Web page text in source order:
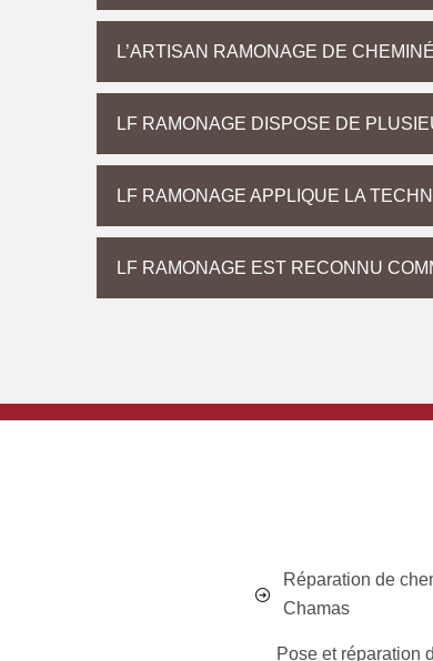
L’ARTISAN RAMONAGE DE
LF RAMONAGE DISPOSE DE
LF RAMONAGE APPLIQUE LA
LF RAMONAGE EST RECONNU
Réparation de
Chamas
Pose et réparation